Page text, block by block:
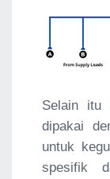
Selain itu
dipakai
untuk
spesifik